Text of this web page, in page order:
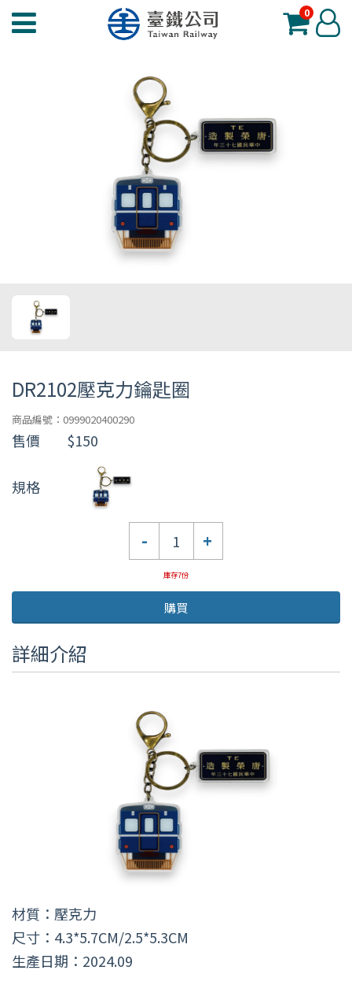
臺
0 登
入
DR2102壓克力鑰匙圈
商品編號：0999020400290
售價 $150
規格
- +
庫存7份
購買
詳細介紹
材質：壓克力
尺寸：4.3*5.7CM/2.5*5.3CM
生產日期：2024.09